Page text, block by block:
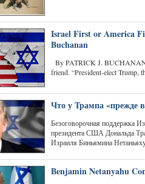
Israel First or America
Buchanan
By PATRICK J. BUCHANAN
friend. “President-elect Trump,
Что у Трампа «прежде
Безоговорочная поддержка
президента США Дональда
Израиля Биньямина
Benjamin Netanyahu